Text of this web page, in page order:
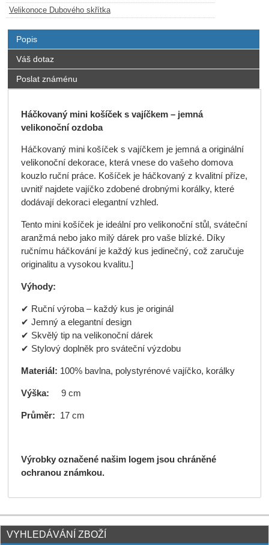
Velikonoce Dubového skřítka
Popis
Váš dotaz
Poslat známénu
Háčkovaný mini košíček s vajíčkem – jemná
velikonoční ozdoba
Háčkovaný mini košíček s vajíčkem je jemná a originální
velikonoční dekorace, která vnese do vašeho domova
kouzlo ruční práce. Košíček je háčkovaný z kvalitní příze,
uvnitř najdete vajíčko zdobené drobnými korálky, které
dodávají dekoraci elegantní vzhled.
Tento mini košíček je ideální pro velikonoční stůl, sváteční
aranžmá nebo jako milý dárek pro vaše blízké. Díky
ručnímu háčkování je každý kus jedinečný, což zaručuje
originalitu a vysokou kvalitu.]
Výhody:
✔ Ruční výroba – každý kus je originál
✔ Jemný a elegantní design
✔ Skvělý tip na velikonoční dárek
✔ Stylový doplněk pro sváteční výzdobu
Materiál: 100% bavlna, polystyrénové vajíčko, korálky
Výška: 9 cm
Průměr: 17 cm
Výrobky označené našim logem jsou chráněné
ochranou známkou.
VYHLEDÁVÁNÍ ZBOŽÍ